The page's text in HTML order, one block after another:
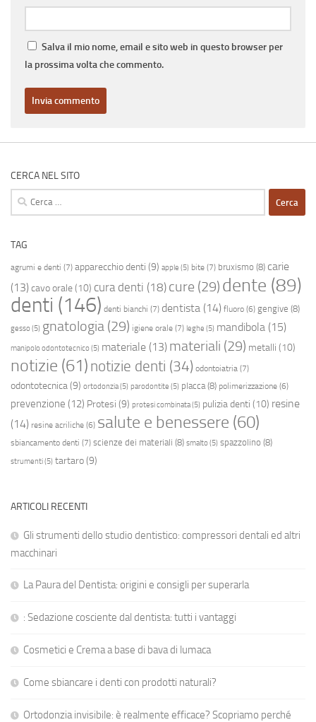
Salva il mio nome, email e sito web in questo browser per
la prossima volta che commento.
CERCA NEL SITO
Ricerca
per:
TAG
agrumi e denti (7) apparecchio denti (9) apple (5) bite (7) bruxismo (8) carie
(13) cavo orale(10) cura denti (18) cure (29) dente (89)
denti (146) denti bianchi (7) dentista (14) fluoro (6) gengive (8)
gesso(5) gnatologia (29) igiene orale (7) leghe (5) mandibola (15)
manipolo odontotecnico(5) materiale (13) materiali (29) metalli (10)
notizie (61) notizie denti (34) odontoiatria (7)
odontotecnica (9) ortodonzia(5) parodontite (5) placca(8) polimerizzazione (6)
prevenzione (12) Protesi (9) protesi combinata(5) pulizia denti (10) resine
(14) resine acriliche (6) salute e benessere (60)
sbiancamento denti (7) scienze dei materiali (8) smalto(5) spazzolino (8)
strumenti(5) tartaro(9)
ARTICOLI RECENTI
Gli strumenti dello studio dentistico: compressori dentali ed altri
macchinari
La Paura del Dentista: origini e consigli per superarla
: Sedazione cosciente dal dentista: tutti i vantaggi
Cosmetici e Crema a base di bava di lumaca
Come sbiancare i denti con prodotti naturali?
Ortodonzia invisibile: è realmente efficace? Scopriamo perché